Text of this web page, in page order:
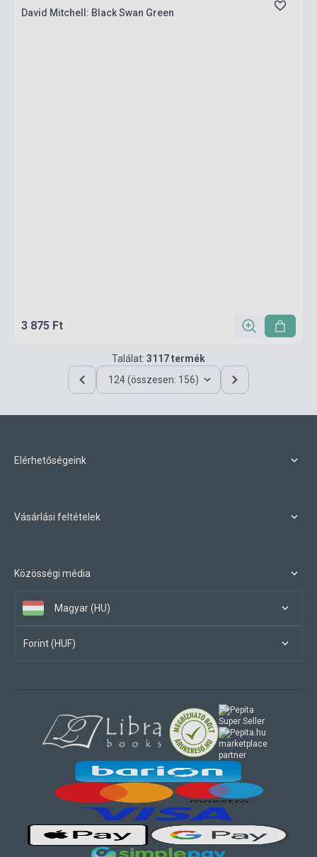
David Mitchell: Black Swan Green
3 875 Ft
Találat: 3117 termék
124 (összesen: 156)
Elérhetőségeink
Vásárlási feltételek
Közösségi média
Magyar (HU)
Forint (HUF)
marketplace
partner